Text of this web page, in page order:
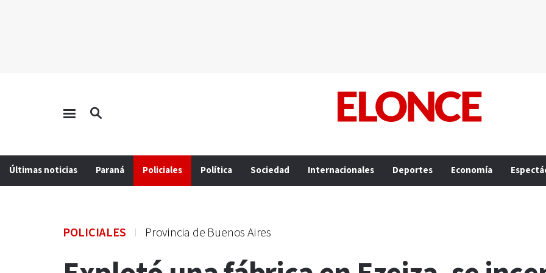
Últimas noticias Paraná Policiales Política Sociedad Internacionales Deportes Economía
POLICIALES Provincia de Buenos Aires